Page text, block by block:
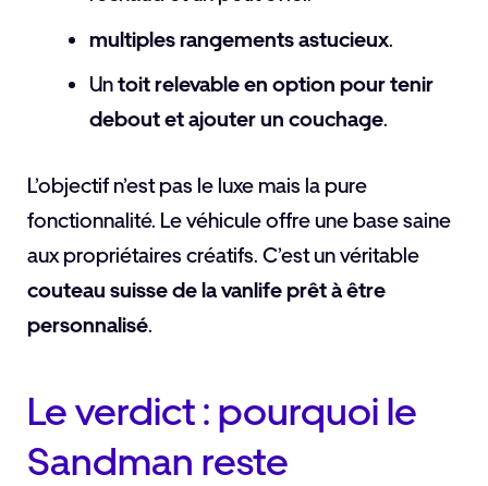
multiples rangements astucieux.
Untoit relevable en option pour tenir
debout et ajouter un couchage.
L’objectif n’est pas le luxe mais la pure
fonctionnalité. Le véhicule offre une base saine
aux propriétaires créatifs. C’est un véritable
couteau suisse de la vanlife prêt à être
personnalisé.
Le verdict : pourquoi le
Sandman reste